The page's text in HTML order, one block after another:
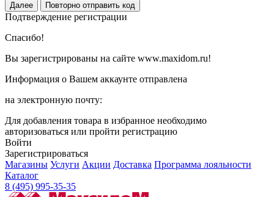
Далее Повторно отправить код
Подтверждение регистрации
Спасибо!
Вы зарегистрированы на сайте www.maxidom.ru!
Информация о Вашем аккаунте отправлена
на электронную почту:
Для добавления товара в избранное необходимо
авторизоваться или пройти регистрацию
Войти
Зарегистрироваться
Магазины Услуги Акции Доставка Программа лояльности
Каталог
8 (495) 995-35-35